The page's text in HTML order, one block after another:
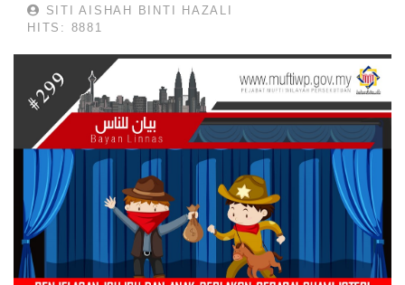
SITI AISHAH BINTI HAZALI
HITS: 8881